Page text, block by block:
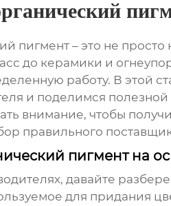
пигмент– это не просто
до керамики и
работу. В этой
и поделимся
внимание, чтобы
правильного
пигмент на
давайте
для придания